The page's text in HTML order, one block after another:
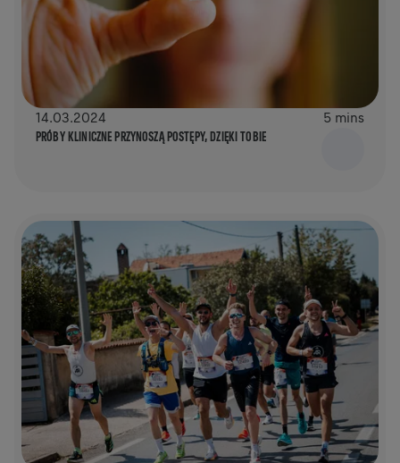
14.03.2024 5 mins
PRÓBY KLINICZNE PRZYNOSZĄ POSTĘPY, DZIĘKI TOBIE